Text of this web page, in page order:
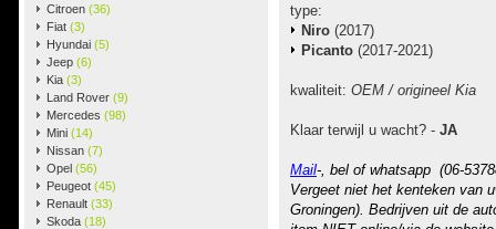
Citroen (36)
Fiat (3)
Hyundai (5)
Jeep (6)
Kia (3)
Land Rover (9)
Mercedes (98)
Mini (14)
Nissan (7)
Opel (56)
Peugeot (45)
Renault (33)
Skoda (18)
type:
Niro (2017)
Picanto (2017-2021)
kwaliteit: OEM / origineel Kia
Klaar terwijl u wacht? - JA
Mail-, bel of whatsapp (06-
Vergeet niet het kenteken van
Groningen). Bedrijven uit de